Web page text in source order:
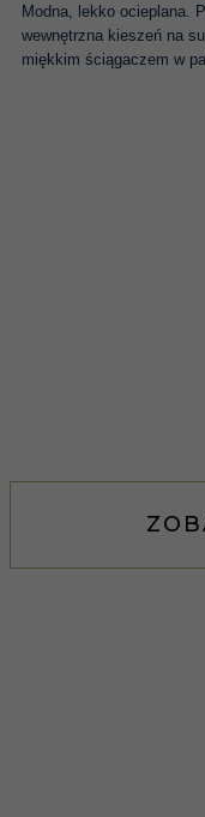
Modna, lekko ocieplana.
wewnętrzna kieszeń na
miękkim ściągaczem w